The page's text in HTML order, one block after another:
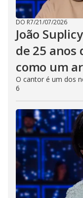
DO R7/21/07/2026
João
de 25 anos
como um
O cantor é um dos
6